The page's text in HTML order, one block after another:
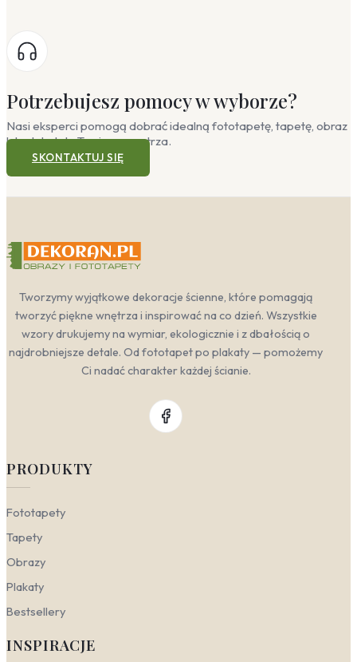
Potrzebujesz pomocy w wyborze?
Nasi eksperci pomogą dobrać idealną fototapetę, tapetę, obraz
lub plakat do Twojego wnętrza.
SKONTAKTUJ SIĘ
Tworzymy wyjątkowe dekoracje ścienne, które pomagają
tworzyć piękne wnętrza i inspirować na co dzień. Wszystkie
wzory drukujemy na wymiar, ekologicznie i z dbałością o
najdrobniejsze detale. Od fototapet po plakaty — pomożemy
Ci nadać charakter każdej ścianie.
PRODUKTY
Fototapety
Tapety
Obrazy
Plakaty
Bestsellery
INSPIRACJE